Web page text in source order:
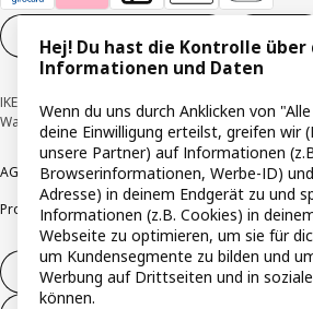
IKEA Deutschland GmbH & Co. KG - Am
Wallau © Inter IKEA Systems B.V. 1999-2026
AGB BarrierefreiheitCookie-Richtlinie
ProduktrückrufeResponsible Disclosure
Vertrag widerrufen
Hej! Du hast die Kontrolle über
Informationen und Daten
Wenn du uns durch Anklicken von
deine Einwilligung erteilst, greifen wir
unsere Partner) auf Informationen
Browserinformationen, Werbe-ID)
Adresse) in deinem Endgerät zu und
Informationen (z.B. Cookies) in
Webseite zu optimieren, um sie für
um Kundensegmente zu bilden und
Werbung auf Drittseiten und in
können.